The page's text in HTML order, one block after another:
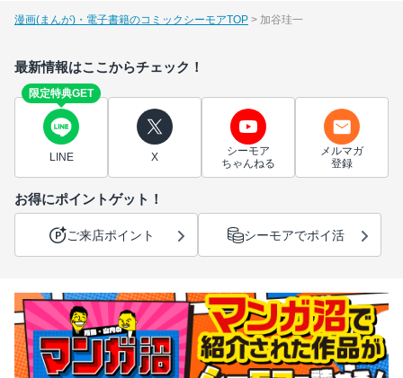
漫画(まんが)・電子書籍のコミックシーモアTOP 加谷珪一
最新情報はここからチェック！
限定特典GET
LINE X
シーモア
ちゃんねる
メルマガ
登録
お得にポイントゲット！
ご来店ポイント シーモアでポイ活